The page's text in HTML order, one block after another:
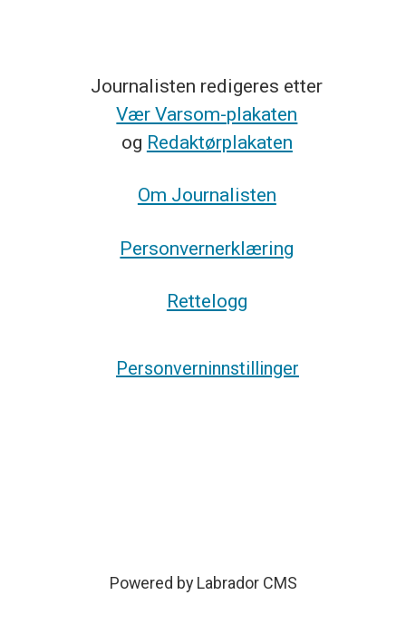
Journalisten redigeres etter
Vær Varsom-plakaten
og Redaktørplakaten
Om Journalisten
Personvernerklæring
Rettelogg
Personverninnstillinger
Powered by Labrador CMS